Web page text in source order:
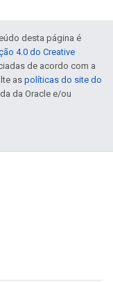
desta página é
4.0 do Creative
de acordo com a
aspolíticas do site do
da Oracle e/ou